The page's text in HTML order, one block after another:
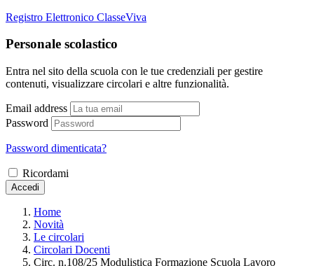
Registro Elettronico ClasseViva
Personale scolastico
Entra nel sito della scuola con le tue credenziali per gestire
contenuti, visualizzare circolari e altre funzionalità.
Email address
Password
Password dimenticata?
Ricordami
Accedi
Home
Novità
Le circolari
Circolari Docenti
Circ. n.108/25 Modulistica Formazione Scuola Lavoro